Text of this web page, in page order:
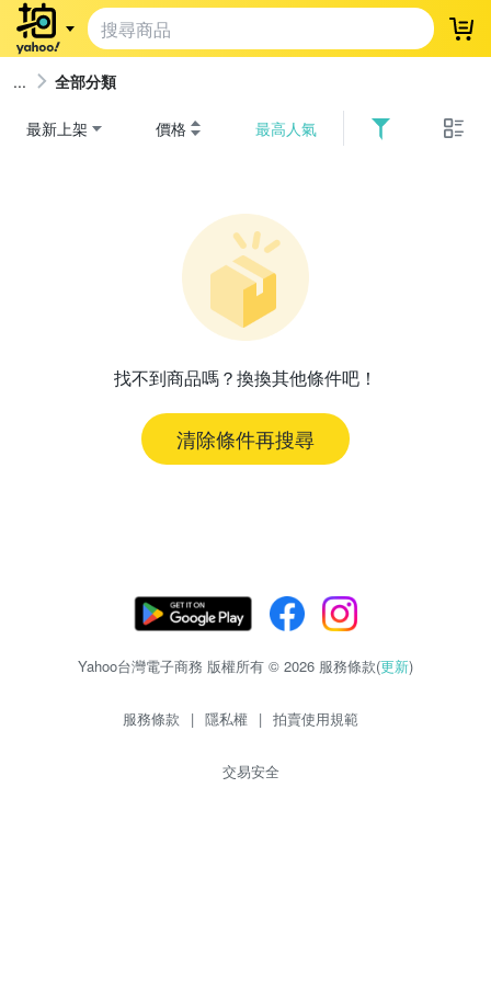
登
全部分類
最新上架 價格 最高人氣
找不到商品嗎？換換其他條件吧！
清除條件再搜尋
Yahoo台灣電子商務 版權所有 © 2026 服務條款(更新)
服務條款 | 隱私權 | 拍賣使用規範
交易安全